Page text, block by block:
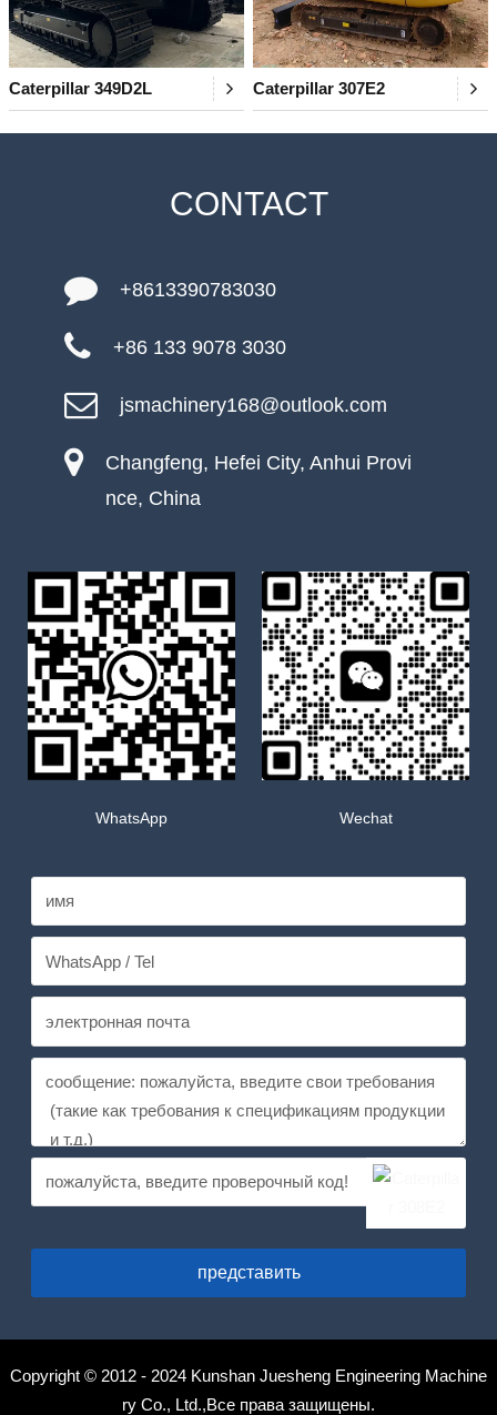
Caterpillar 349D2L Caterpillar 307E2
CONTACT
+8613390783030
+86 133 9078 3030
jsmachinery168@outlook.com
Changfeng, Hefei City, Anhui Provi
nce, China
WhatsApp Wechat
представить
Copyright © 2012 - 2024 Kunshan Juesheng Engineering Machine
ry Co., Ltd.,Все права защищены.